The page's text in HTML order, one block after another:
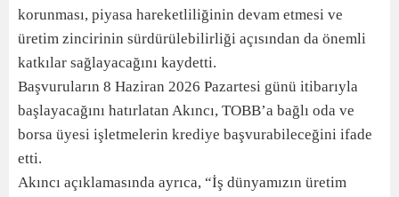
korunması, piyasa hareketliliğinin devam etmesi ve
üretim zincirinin sürdürülebilirliği açısından da önemli
katkılar sağlayacağını kaydetti.
Başvuruların 8 Haziran 2026 Pazartesi günü itibarıyla
başlayacağını hatırlatan Akıncı, TOBB’a bağlı oda ve
borsa üyesi işletmelerin krediye başvurabileceğini ifade
etti.
Akıncı açıklamasında ayrıca, “İş dünyamızın üretim